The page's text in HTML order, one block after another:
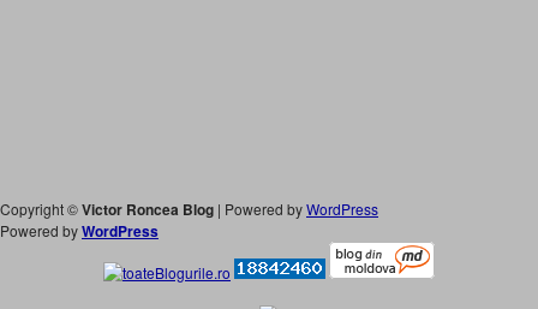
Copyright ©Victor Roncea Blog | Powered byWordPress
Powered byWordPress